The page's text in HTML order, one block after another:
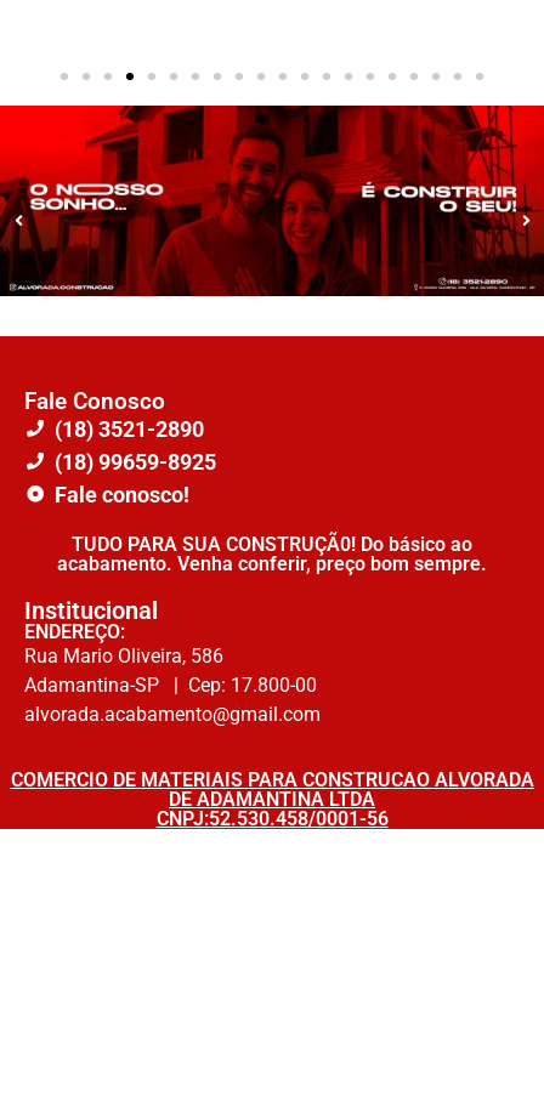
Fale Conosco
(18) 3521-2890
(18) 99659-8925
Fale conosco!
TUDO PARA SUA CONSTRUÇÃ0! Do básico ao
acabamento. Venha conferir, preço bom sempre.
Institucional
ENDEREÇO:
Rua Mario Oliveira, 586
Adamantina-SP | Cep: 17.800-00
alvorada.acabamento@gmail.com
COMERCIO DE MATERIAIS PARA CONSTRUCAO ALVORADA
DE ADAMANTINA LTDA
CNPJ:52.530.458/0001-56